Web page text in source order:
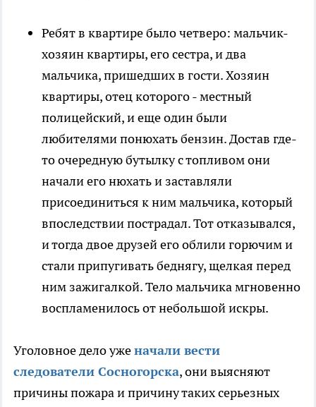
Ребят в квартире было четверо: мальчик-
хозяин квартиры, его сестра, и два
мальчика, пришедших в гости. Хозяин
квартиры, отец которого - местный
полицейский, и еще один были
любителями понюхать бензин. Достав где-
то очередную бутылку с топливом они
начали его нюхать и заставляли
присоединиться к ним мальчика, который
впоследствии пострадал. Тот отказывался,
и тогда двое друзей его облили горючим и
стали припугивать беднягу, щелкая перед
ним зажигалкой. Тело мальчика мгновенно
воспламенилось от небольшой искры.
Уголовное дело уженачали вести
следователи Сосногорска, они выясняют
причины пожара и причину таких серьезных